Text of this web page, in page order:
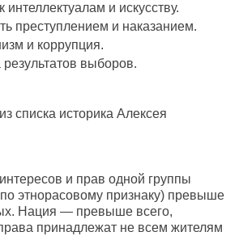
и искусству.
преступлением и наказанием.
и коррупция.
выборов.
списка историка Алексея
и прав одной группы
этнорасовому признаку) превыше
Нация — превыше всего,
принадлежат не всем жителям